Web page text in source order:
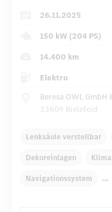
26.11.2025
150 kW (204 PS)
14.400 km
Elektro
Beresa OWL GmbH
33609 Bielefeld
Lenksäule verstellbar
Dekoreinlagen
Navigationssystem